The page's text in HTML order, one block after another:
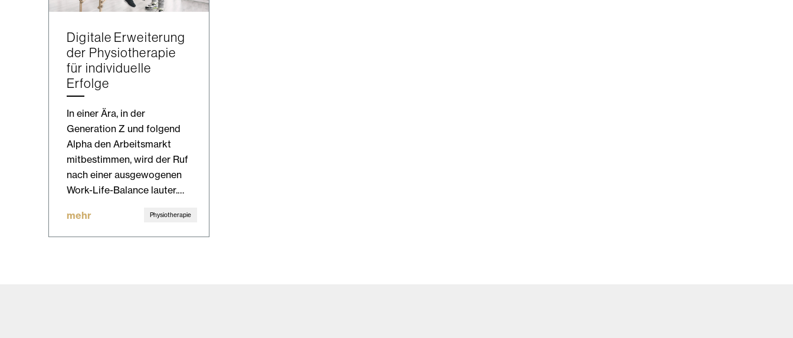
Digitale Erweiterung
der Physiotherapie
für individuelle
Erfolge
In einer Ära, in der
Generation Z und folgend
Alpha den Arbeitsmarkt
mitbestimmen, wird der Ruf
nach einer ausgewogenen
Work-Life-Balance lauter.…
mehr Physiotherapie